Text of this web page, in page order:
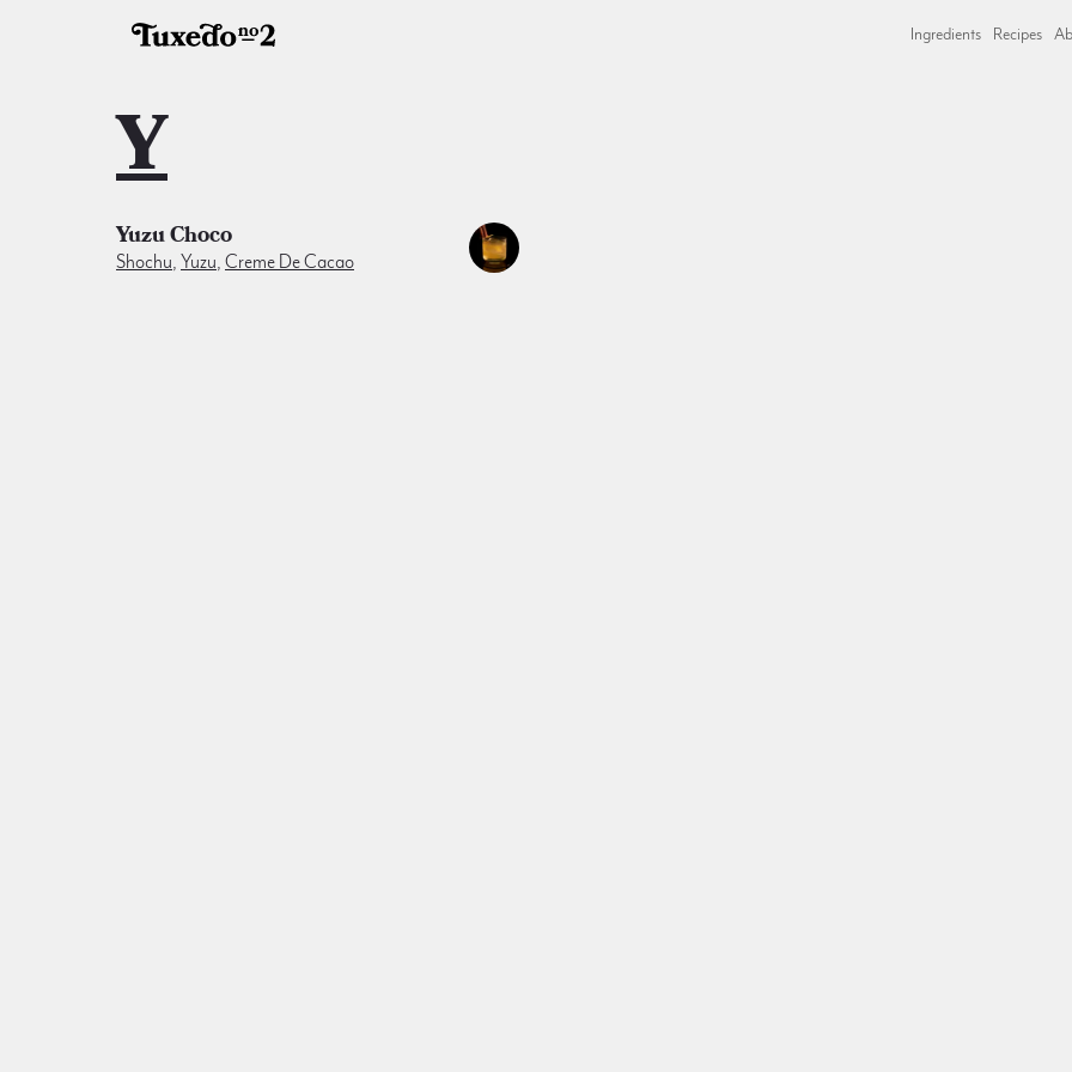
Ingredients Recipes
Y
Yuzu Choco
Shochu, Yuzu, Creme De Cacao